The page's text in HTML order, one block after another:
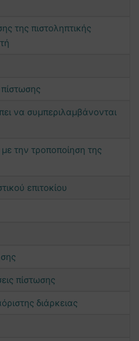
της πιστοληπτικής
να συμπεριλαμβάνονται
την τροποποίηση της
επιτοκίου
πίστωσης
διάρκειας